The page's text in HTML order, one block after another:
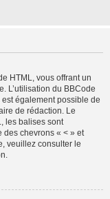
HTML, vous offrant un
L’utilisation du BBCode
également possible de
de rédaction. Le
les balises sont
des chevrons « < » et
veuillez consulter le